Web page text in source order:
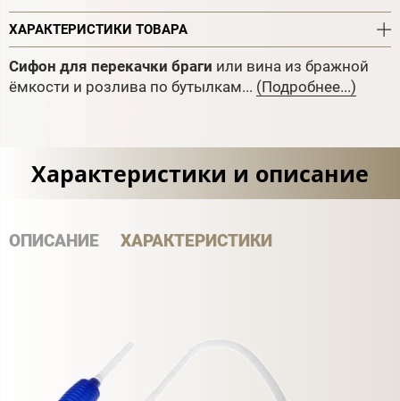
ХАРАКТЕРИСТИКИ ТОВАРА
Сифон для перекачки браги или вина из бражной
ёмкости и розлива по бутылкам... (Подробнее...)
Характеристики и описание
ОПИСАНИЕ ХАРАКТЕРИСТИКИ